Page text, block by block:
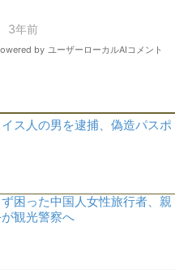
ス人の男を逮捕、偽造パスポ
困った中国人女性旅行者、親
観光警察へ